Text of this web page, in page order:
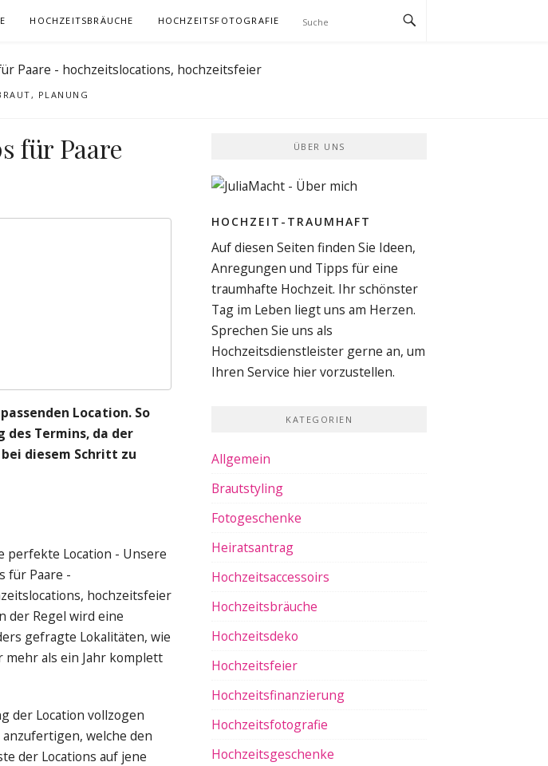
HOCHZEITSBRÄUCHE HOCHZEITSFOTOGRAFIE
PLANUNG
für Paare
Location. So
des Termins, da der
diesem Schritt zu
der Regel wird eine
gefragte Lokalitäten, wie
mehr als ein Jahr komplett
der Location vollzogen
welche den
der Locations auf jene
ÜBER UNS
HOCHZEIT-TRAUMHAFT
Auf diesen Seiten finden Sie Ideen,
Anregungen und Tipps für eine
traumhafte Hochzeit. Ihr schönster
Tag im Leben liegt uns am Herzen.
Sprechen Sie uns als
Hochzeitsdienstleister gerne an, um
Ihren Service hier vorzustellen.
KATEGORIEN
Allgemein
Brautstyling
Fotogeschenke
Heiratsantrag
Hochzeitsaccessoirs
Hochzeitsbräuche
Hochzeitsdeko
Hochzeitsfeier
Hochzeitsfinanzierung
Hochzeitsfotografie
Hochzeitsgeschenke